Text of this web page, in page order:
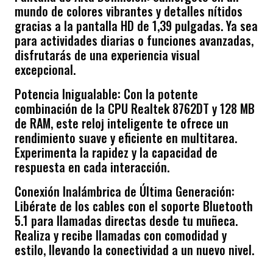
mundo de colores vibrantes y detalles nítidos
gracias a la pantalla HD de 1,39 pulgadas. Ya sea
para actividades diarias o funciones avanzadas,
disfrutarás de una experiencia visual
excepcional.
Potencia Inigualable: Con la potente
combinación de la CPU Realtek 8762DT y 128 MB
de RAM, este reloj inteligente te ofrece un
rendimiento suave y eficiente en multitarea.
Experimenta la rapidez y la capacidad de
respuesta en cada interacción.
Conexión Inalámbrica de Última Generación:
Libérate de los cables con el soporte Bluetooth
5.1 para llamadas directas desde tu muñeca.
Realiza y recibe llamadas con comodidad y
estilo, llevando la conectividad a un nuevo nivel.